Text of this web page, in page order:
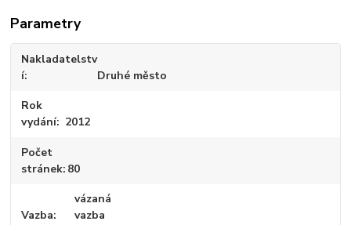
Parametry
Nakladatelstv
í
Druhé město
Rok
vydání
2012
Počet
stránek 80
Vazba
vázaná
vazba